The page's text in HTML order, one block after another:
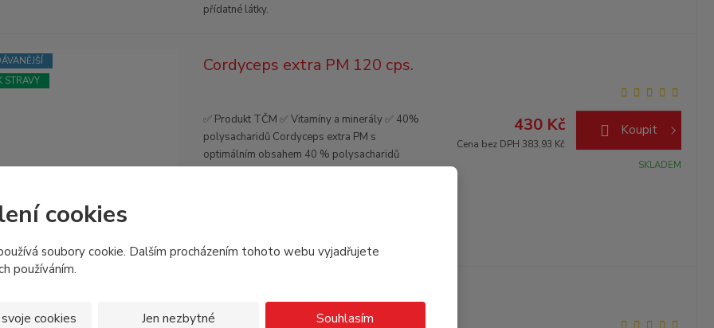
cookies
soubory cookie. Dalším procházením tohoto webu vyjadřujete
používáním.
cookies Jen nezbytné Souhlasím
přídatné látky.
Cordyceps extra PM 120 cps.
STRAVY
✅ Produkt TČM ✅ Vitamíny a minerály ✅ 40%
polysacharidů Cordyceps extra PM s
optimálním obsahem 40 % polysacharidů
přídatné látky.
430 Kč
Cena bez DPH 383,93 Kč
Koupit
SKLADEM
Reishi combi PM 90 cps.